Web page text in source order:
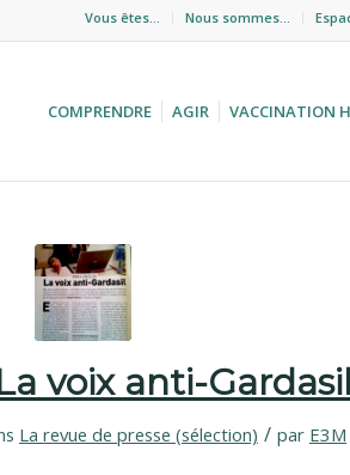
Vous êtes… Nous sommes…
COMPRENDRE AGIR VACCINATION
voix anti-
La revue de presse (sélection) / par E3M